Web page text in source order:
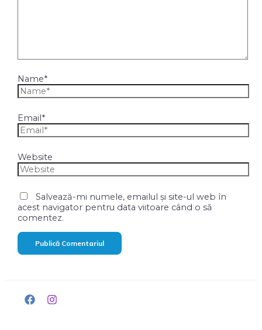
Name*
Email*
Website
Salvează-mi numele, emailul și site-ul web în
acest navigator pentru data viitoare când o să
comentez.